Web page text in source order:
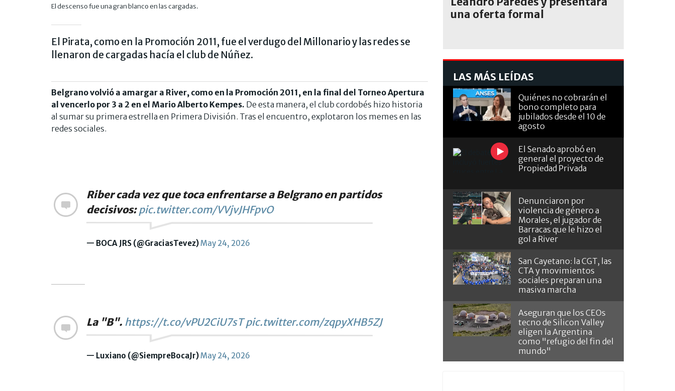
El descenso fue una gran blanco en las cargadas.
El Pirata, como en la Promoción 2011, fue el verdugo del Millonario y las redes se
llenaron de cargadas hacía el club de Núñez.
Belgrano volvió a amargar a River, como en la Promoción 2011, en la final del Torneo Apertura
al vencerlo por 3 a 2 en el Mario Alberto Kempes. De esta manera, el club cordobés hizo historia
al sumar su primera estrella en Primera División. Tras el encuentro, explotaron los memes en las
redes sociales.
Riber cada vez que toca enfrentarse a Belgrano en partidos
decisivos: pic.twitter.com/VVjvJHFpvO
— BOCA JRS (@GraciasTevez)May 24, 2026
La "B". https://t.co/vPU2CiU7sT pic.twitter.com/zqpyXHB5ZJ
— Luxiano (@SiempreBocaJr)May 24, 2026
una oferta formal
LAS MÁS LEÍDAS
Quiénes no cobrarán el
bono completo para
jubilados desde el 10 de
agosto
El Senado aprobó en
general el proyecto de
Propiedad Privada
Denunciaron por
violencia de género a
Morales, el jugador de
Barracas que le hizo el
gol a River
San Cayetano: la CGT, las
CTA y movimientos
sociales preparan una
masiva marcha
Aseguran que los CEOs
tecno de Silicon Valley
eligen la Argentina
como "refugio del fin del
mundo"